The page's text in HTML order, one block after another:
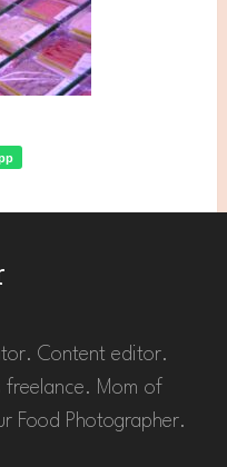
Content editor.
freelance. Mom of
Food Photographer.